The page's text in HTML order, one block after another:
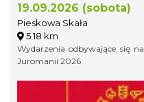
19.09.2026 (sobota)
Pieskowa Skała
5.18 km
Wydarzenia odbywające się
Juromanii 2026